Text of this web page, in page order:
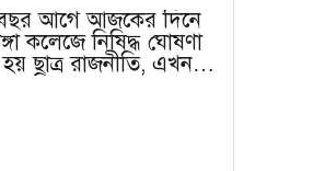
আগে আজকের দিনে
কলেজে নিষিদ্ধ ঘোষণা
ছাত্র রাজনীতি, এখন